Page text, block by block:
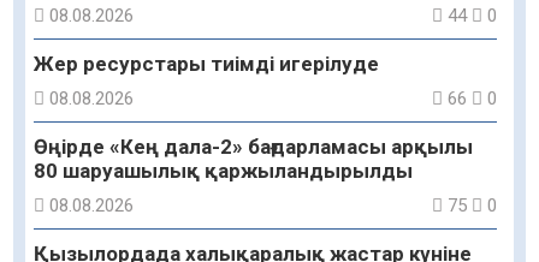
08.08.2026 44 0
Жер ресурстары тиімді игерілуде
08.08.2026 66 0
Өңірде «Кең дала-2» бағдарламасы арқылы
80 шаруашылық қаржыландырылды
08.08.2026 75 0
Қызылордада халықаралық жастар күніне